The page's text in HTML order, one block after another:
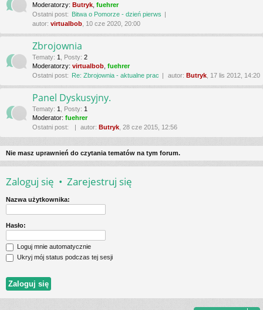
Moderatorzy: Butryk fuehrer
Ostatni post: Bitwa o Pomorze - dzień pierws
autor: virtualbob , 10 cze 2020, 20:00
Zbrojownia
Tematy: 1 Posty: 2
Moderatorzy: virtualbob fuehrer
Ostatni post: Re: Zbrojownia - aktualne prac autor: Butryk , 17 lis 2012, 14:20
Panel Dyskusyjny.
Tematy: 1 Posty: 1
Moderator: fuehrer
Ostatni post:
autor: Butryk , 28 cze 2015, 12:56
Nie masz uprawnień do czytania tematów na tym forum.
Zaloguj się • Zarejestruj się
Nazwa użytkownika:
Hasło:
Loguj mnie automatycznie
Ukryj mój status podczas tej sesji